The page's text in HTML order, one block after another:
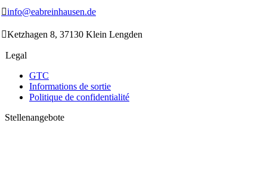
info@eabreinhausen.de
Ketzhagen 8, 37130 Klein Lengden
Legal
GTC
Informations de sortie
Politique de confidentialité
Stellenangebote